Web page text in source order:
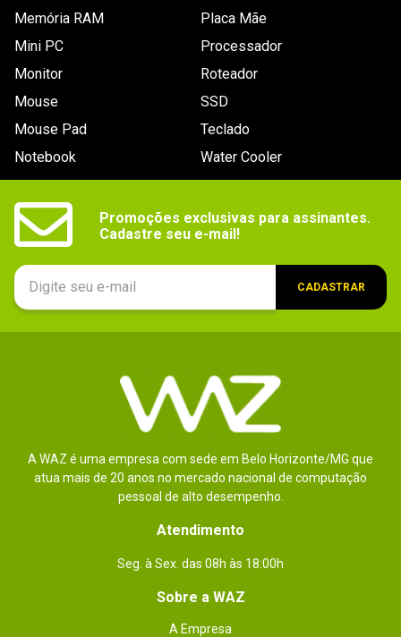
Memória RAM
Mini PC
Monitor
Mouse
Mouse Pad
Notebook
Placa Mãe
Processador
Roteador
SSD
Teclado
Water Cooler
Promoções exclusivas para assinantes.
Cadastre seu e-mail!
CADASTRAR
A WAZ é uma empresa com sede em Belo Horizonte/MG que
atua mais de 20 anos no mercado nacional de computação
pessoal de alto desempenho.
Atendimento
Seg. à Sex. das 08h às 18:00h
Sobre a WAZ
A Empresa